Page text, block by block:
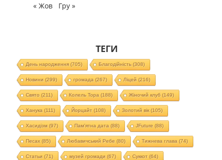
« Жов
Гру »
ТЕГИ
День народження(705) Благодійність (308)
Новини (299) громада (267) Ліцей (216)
Свято (211) Колель Тора (188) Жіночий клуб (149)
Ханука (111) Йорцайт (108) Золотий вік(105)
Хасидізм (97) Пам'ятна дата (88) JFuture (88)
Песах(85) Любавичський Ребе (80) Тижнева глава (74)
Статьи (71) музей громади (67) Суккот (64)